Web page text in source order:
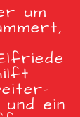
um
ein